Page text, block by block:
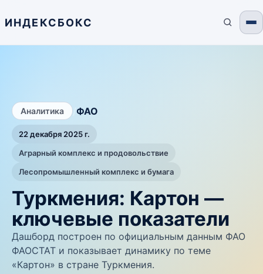
ИНДЕКСБОКС
Аналитика ФАО
22 декабря 2025 г.
Аграрный комплекс и продовольствие
Лесопромышленный комплекс и бумага
Туркмения: Картон —
ключевые показатели
Дашборд построен по официальным данным ФАО
ФАОСТАТ и показывает динамику по теме
«Картон» в стране Туркмения.